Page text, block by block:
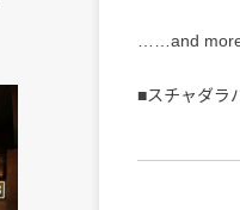
……and
■スチャダラ